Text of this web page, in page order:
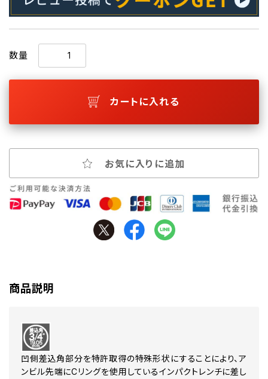
数量
カートに入れる
お気に入りに追加
商品説明
凹側差込角部分を特許取得の特殊形状にすることにより、ア
ンビル先端にCリングを使用しているインパクトレンチに差し